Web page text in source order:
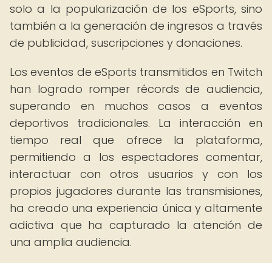
solo a la popularización de los eSports, sino
también a la generación de ingresos a través
de publicidad, suscripciones y donaciones.
Los eventos de eSports transmitidos en Twitch
han logrado romper récords de audiencia,
superando en muchos casos a eventos
deportivos tradicionales. La interacción en
tiempo real que ofrece la plataforma,
permitiendo a los espectadores comentar,
interactuar con otros usuarios y con los
propios jugadores durante las transmisiones,
ha creado una experiencia única y altamente
adictiva que ha capturado la atención de
una amplia audiencia.